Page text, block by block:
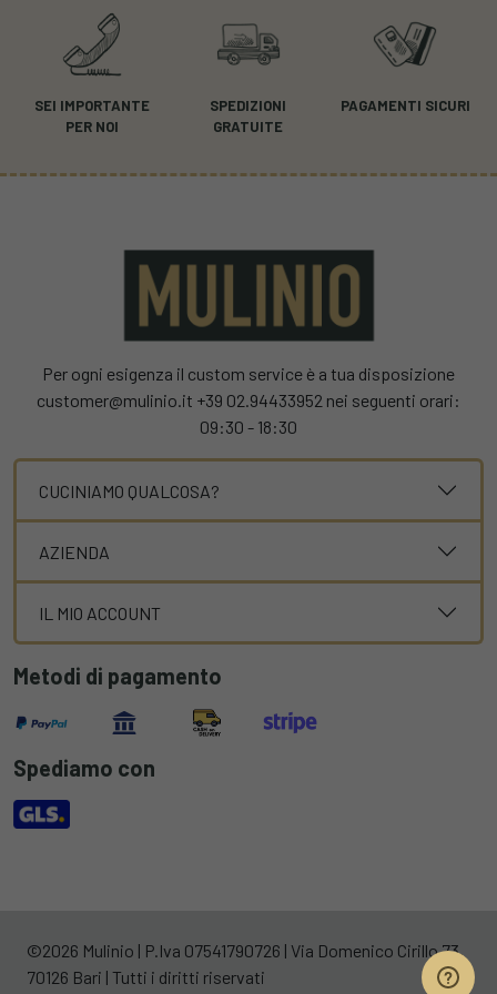
SEI IMPORTANTE
PER NOI
SPEDIZIONI
GRATUITE
PAGAMENTI SICURI
Per ogni esigenza il custom service è a tua disposizione
customer@mulinio.it +39 02.94433952 nei seguenti orari:
09:30 - 18:30
CUCINIAMO QUALCOSA?
AZIENDA
IL MIO ACCOUNT
Metodi di pagamento
Spediamo con
©2026 Mulinio | P.Iva 07541790726 | Via Domenico Cirillo 73,
70126 Bari | Tutti i diritti riservati